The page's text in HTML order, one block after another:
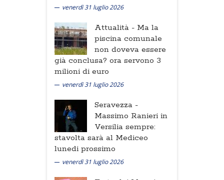
venerdì 31 luglio 2026
Attualità - Ma la
piscina comunale
non doveva essere
già conclusa? ora servono 3
milioni di euro
venerdì 31 luglio 2026
Seravezza -
Massimo Ranieri in
Versilia sempre:
stavolta sarà al Mediceo
lunedi prossimo
venerdì 31 luglio 2026